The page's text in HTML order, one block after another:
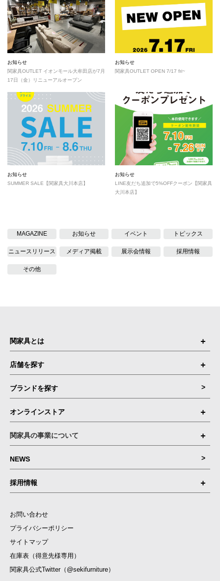
お知らせ
関家具OUTLET イオンモール大牟田店が7月
17日（金）リニューアルオープン
お知らせ
関家具OUTLET OPEN 7/17 fri~
お知らせ
SUMMER SALE【関家具大川本店】
お知らせ
LINE友だち追加で5%OFFクーポン【関家具
大川本店】
MAGAZINE お知らせ イベント トピックス
ニュースリリース メディア掲載 展示会情報 採用情報
その他
関家具とは
店舗を探す
ブランドを探す
オンラインストア
関家具の事業について
NEWS
採用情報
お問い合わせ
プライバシーポリシー
サイトマップ
在庫表（得意先様専用）
関家具公式Twitter（@sekifurniture）